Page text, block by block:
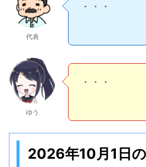
代表
・・・
ゆう
・・・
2026年10月1日